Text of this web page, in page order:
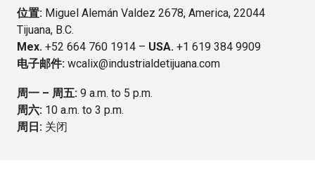
位置: Miguel Alemán Valdez 2678, America, 22044
Tijuana, B.C.
Mex. +52 664 760 1914 – USA. +1 619 384 9909
电子邮件: wcalix@industrialdetijuana.com
周一 – 周五: 9 a.m. to 5 p.m.
周六: 10 a.m. to 3 p.m.
周日: 关闭